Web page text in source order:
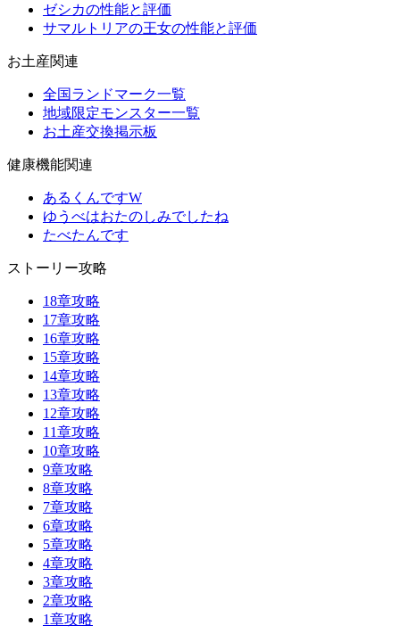
ゼシカの性能と評価
サマルトリアの王女の性能と評価
お土産関連
全国ランドマーク一覧
地域限定モンスター一覧
お土産交換掲示板
健康機能関連
あるくんですW
ゆうべはおたのしみでしたね
たべたんです
ストーリー攻略
18章攻略
17章攻略
16章攻略
15章攻略
14章攻略
13章攻略
12章攻略
11章攻略
10章攻略
9章攻略
8章攻略
7章攻略
6章攻略
5章攻略
4章攻略
3章攻略
2章攻略
1章攻略